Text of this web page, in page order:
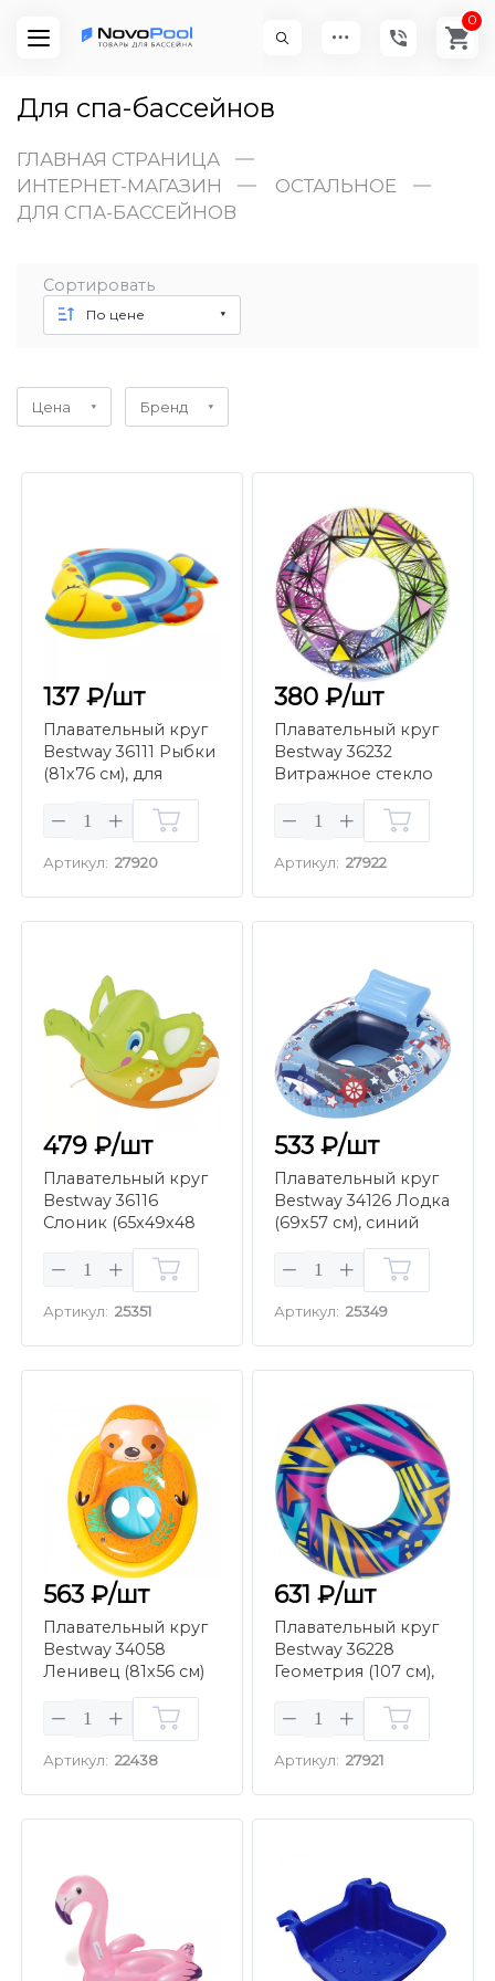
0
Для спа-бассейнов
ГЛАВНАЯ СТРАНИЦА
ИНТЕРНЕТ-МАГАЗИН
ОСТАЛЬНОЕ
ДЛЯ СПА-БАССЕЙНОВ
Сортировать
По цене
Цена Бренд
137 ₽/шт
Плавательный круг
Bestway 36111 Рыбки
(81х76 см), для
мальчиков
Артикул: 27920
380 ₽/шт
Плавательный круг
Bestway 36232
Витражное стекло
Артикул: 27922
479 ₽/шт
Плавательный круг
Bestway 36116
Слоник (65x49х48
см), зеленый
Артикул: 25351
533 ₽/шт
Плавательный круг
Bestway 34126 Лодка
(69x57 см), синий
Артикул: 25349
563 ₽/шт
Плавательный круг
Bestway 34058
Ленивец (81x56 см)
Артикул: 22438
631 ₽/шт
Плавательный круг
Bestway 36228
Геометрия (107 см),
Артикул: 27921